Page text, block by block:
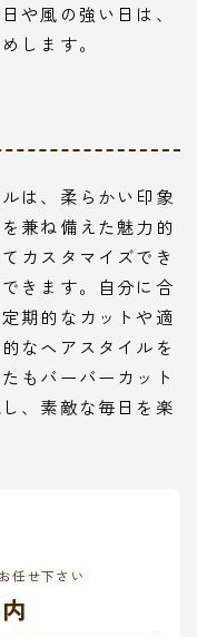
や風の強い日は、
します。
は、柔らかい印象
兼ね備えた魅力的
カスタマイズでき
きます。自分に合
期的なカットや適
なヘアスタイルを
もバーバーカット
、素敵な毎日を楽
任せ下さい